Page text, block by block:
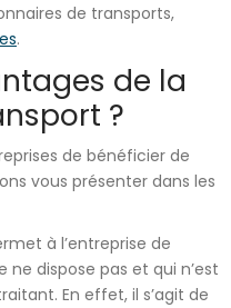
de transports,
.
de la
?
de bénéficier de
vous présenter dans les
à l’entreprise de
ne dispose pas et qui n’est
En effet, il s’agit de